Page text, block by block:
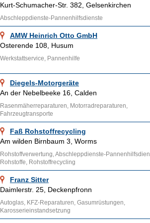
Kurt-Schumacher-Str. 382, Gelsenkirchen
Abschleppdienste-Pannenhilfsdienste
AMW Heinrich Otto GmbH
Osterende 108, Husum
Werkstattservice, Pannenhilfe
Diegels-Motorgeräte
An der Nebelbeeke 16, Calden
Rasenmäherreparaturen, Motorradreparaturen,
Fahrzeugtransporte
Faß Rohstoffrecycling
Am wilden Birnbaum 3, Worms
Rohstoffverwertung, Abschleppdienste-
Rohstoffe, Rohstoffrecycling
Franz Sitter
Daimlerstr. 25, Deckenpfronn
Autoglas, KFZ-Reparaturen, Gasumrüstungen,
Karosserieinstandsetzung